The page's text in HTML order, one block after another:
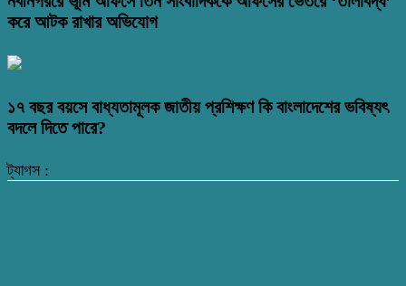
করে আটক রাখার অভিযোগ
১৭ বছর বয়সে বাধ্যতামূলক জাতীয় প্রশিক্ষণ কি বাংলাদেশের ভবিষ্যৎ
বদলে দিতে পারে?
ট্যাগস :